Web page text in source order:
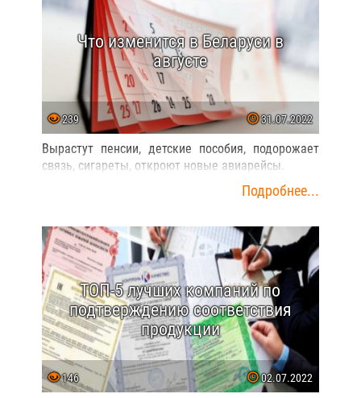
Что изменится в Беларуси в
августе
239 31.07.2022
Вырастут пенсии, детские пособия, подорожает
связь, сигареты, откроют новые авиарейсы.
Подробнее...
ТОП-5 лучших компаний по
подтверждению соответствия
продукции
146 02.07.2022